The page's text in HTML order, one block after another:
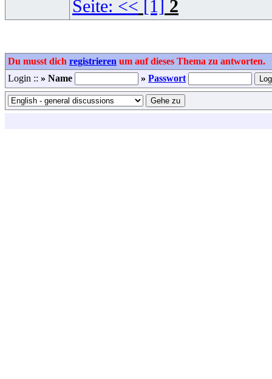
Seite: << [1] 2
Du musst dich registrieren um auf dieses Thema zu antworten.
Login :: » Name » Passwort